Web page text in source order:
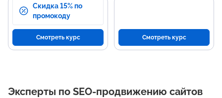
Скидка 15% по
промокоду
Смотреть курс Смотреть курс
Эксперты по SEO-продвижению сайтов